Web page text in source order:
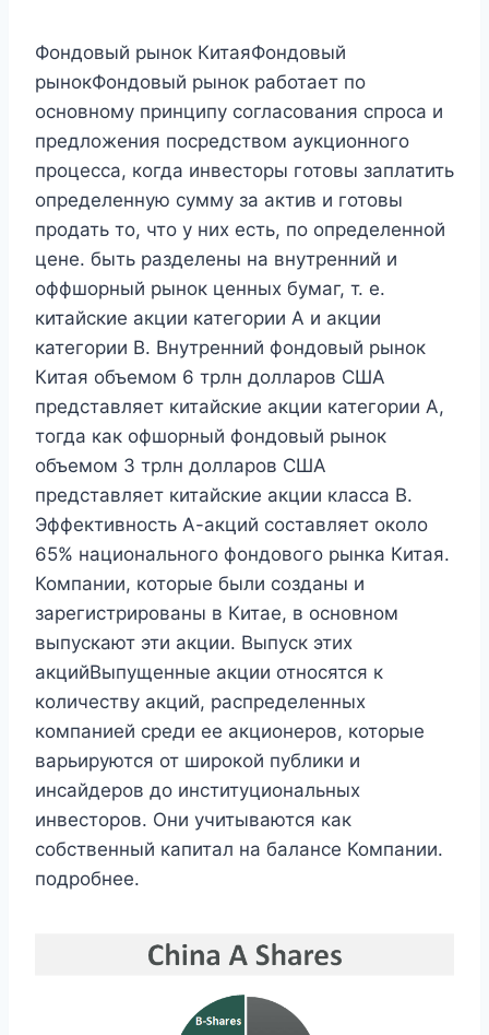
Фондовый рынок КитаяФондовый
рынокФондовый рынок работает по
основному принципу согласования спроса и
предложения посредством аукционного
процесса, когда инвесторы готовы заплатить
определенную сумму за актив и готовы
продать то, что у них есть, по определенной
цене. быть разделены на внутренний и
оффшорный рынок ценных бумаг, т. е.
китайские акции категории А и акции
категории В. Внутренний фондовый рынок
Китая объемом 6 трлн долларов США
представляет китайские акции категории А,
тогда как офшорный фондовый рынок
объемом 3 трлн долларов США
представляет китайские акции класса В.
Эффективность А-акций составляет около
65% национального фондового рынка Китая.
Компании, которые были созданы и
зарегистрированы в Китае, в основном
выпускают эти акции. Выпуск этих
акцийВыпущенные акции относятся к
количеству акций, распределенных
компанией среди ее акционеров, которые
варьируются от широкой публики и
инсайдеров до институциональных
инвесторов. Они учитываются как
собственный капитал на балансе Компании.
подробнее.